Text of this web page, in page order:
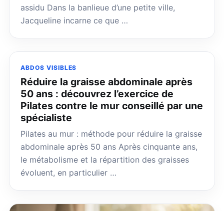
assidu Dans la banlieue d’une petite ville,
Jacqueline incarne ce que …
ABDOS VISIBLES
Réduire la graisse abdominale après
50 ans : découvrez l’exercice de
Pilates contre le mur conseillé par une
spécialiste
Pilates au mur : méthode pour réduire la graisse
abdominale après 50 ans Après cinquante ans,
le métabolisme et la répartition des graisses
évoluent, en particulier …